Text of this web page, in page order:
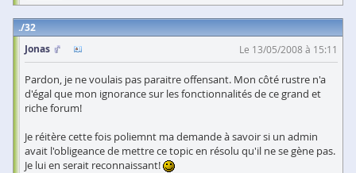
32
Jonas
Le 13/05/2008 à 15:11
Pardon, je ne voulais pas paraitre offensant. Mon côté rustre n'a
d'égal que mon ignorance sur les fonctionnalités de ce grand et
riche forum!
Je réitère cette fois poliemnt ma demande à savoir si un admin
avait l'obligeance de mettre ce topic en résolu qu'il ne se gène pas.
Je lui en serait reconnaissant!